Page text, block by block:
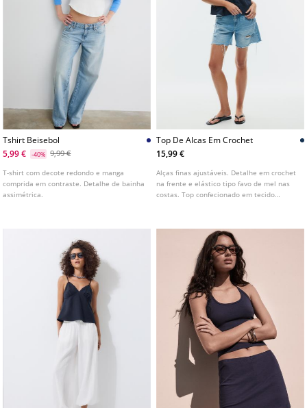
Tshirt Beisebol
5,99 €
-40% 9,99 €
T-shirt com decote redondo e manga
comprida em contraste. Detalhe de bainha
assimétrica.
Top De Alcas Em Crochet
15,99 €
Alças finas ajustáveis. Detalhe em crochet
na frente e elástico tipo favo de mel nas
costas. Top confecionado em tecido